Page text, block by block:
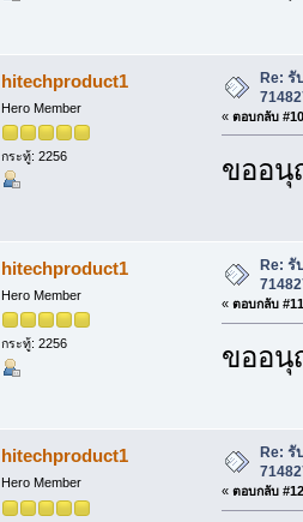
hitechproduct1
Hero Member
กระทู้: 2256
Re:
« ตอบกลับ
ขออนุ
hitechproduct1
Hero Member
กระทู้: 2256
Re:
« ตอบกลับ
ขออนุ
hitechproduct1
Hero Member
Re:
« ตอบกลับ